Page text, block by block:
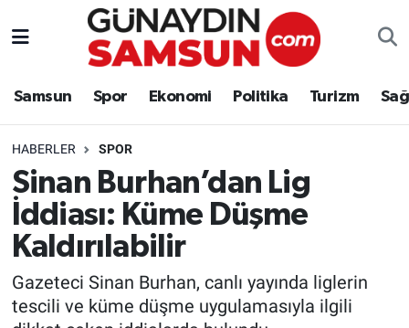
Samsun Spor Ekonomi Politika Turizm
HABERLER SPOR
Sinan Burhan’dan Lig
İddiası: Küme Düşme
Kaldırılabilir
Gazeteci Sinan Burhan, canlı yayında liglerin
tescili ve küme düşme uygulamasıyla ilgili
Samsun
Politika
Turizm
Sağlık
Nöbetçi Eczaneler
Süper Lig Puan Durumu ve Fikstür
Tüm Manşetler
Son Dakika Haberleri